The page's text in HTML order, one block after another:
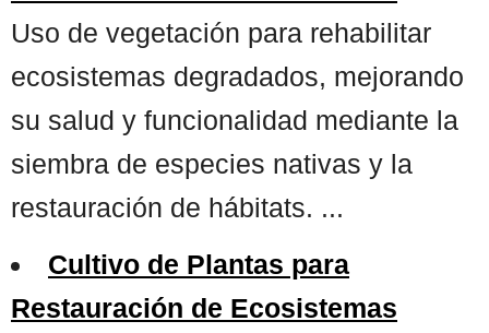
Uso de vegetación para rehabilitar
ecosistemas degradados, mejorando
su salud y funcionalidad mediante la
siembra de especies nativas y la
restauración de hábitats. ...
Cultivo de Plantas para
Restauración de Ecosistemas